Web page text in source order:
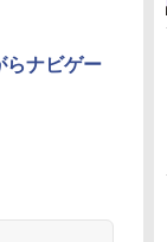
らナビゲー